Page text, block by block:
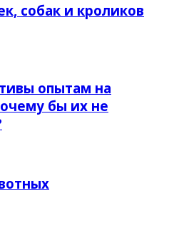
собак и кроликов
опытам на
бы их не